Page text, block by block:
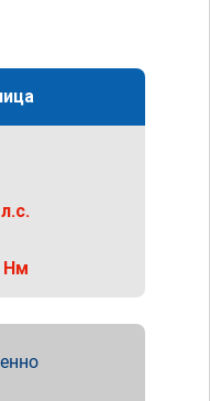
Нм